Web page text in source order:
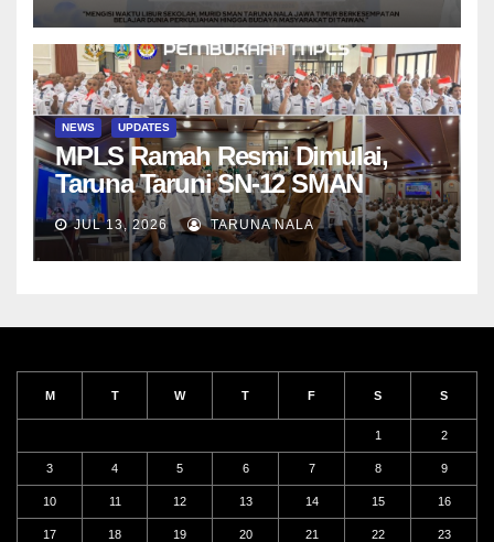
NEWS UPDATES
MPLS Ramah Resmi Dimulai,
Taruna Taruni SN-12 SMAN
Taruna Nala Jawa Timur Siap
Menjalani Tahun Ajaran Baru
JUL 13, 2026 TARUNA NALA
M T W T F S S
1 2
3 4 5 6 7 8 9
10 11 12 13 14 15 16
17 18 19 20 21 22 23